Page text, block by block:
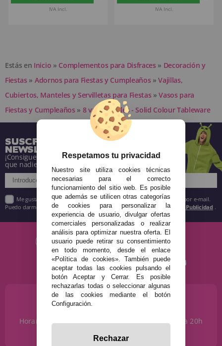
IVA Incl. IVA Incl.
Estás en Inicio » Complementos para Disfraces » Decoración y
Fiestas » Adornos para Fiestas y Cumpleaños » Vajillas,
Cubiertos, Manteles y Servilletas para Fiestas » Vasos para
Fiestas y Cumpleaños » 8 vasos verdes - Solid Colour Tableware
SUSCRÍBETE A NUESTRA
NEWSLETTER
¡Consigue descuentos y entérate de todo antes
que nadie!
Me gustaría recibir descuentos exclusivos, novedades y tendencias por e-mail.
Puedo darme de baja cuando quiera según lo recogido en la Política de Publicidad .
¿NECESITAS AYUDA?
Horario de Lunes a Sábados de 10 a 14h y de 17 a 20h
info@disfracestuyyo.com
Respetamos tu privacidad
Nuestro site utiliza cookies técnicas
necesarias para el correcto
funcionamiento del sitio web. Es posible
que además se utilicen otras categorías
de cookies para personalizar la
experiencia de usuario, divulgar ofertas
comerciales personalizadas o realizar
análisis para optimizar nuestra oferta. El
usuario puede retirar su consentimiento
en todo momento, desde el enlace
«Política de cookies». También puede
aceptar todas las cookies pulsando el
botón Aceptar y Cerrar. Es posible
rechazarlas todas o seleccionar algunas
de las cookies mediante el botón
Configuración.
Rechazar